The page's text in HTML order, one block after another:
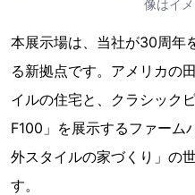
像はイメ
本展示場は、当社が30周年
る新拠点です。アメリカの
イルの住宅と、クラシック
F100」を展示するファーム
外スタイルの家づくり」の
す。